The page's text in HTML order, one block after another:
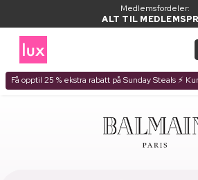
Medlemsfordeler:
ALT TIL
Få opptil 25 % ekstra rabatt på Sunday Steals ⚡